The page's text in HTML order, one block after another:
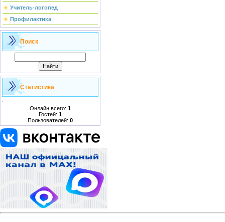
Учитель-логопед
Профилактика
Поиск
Статистика
Онлайн всего: 1
Гостей: 1
Пользователей: 0